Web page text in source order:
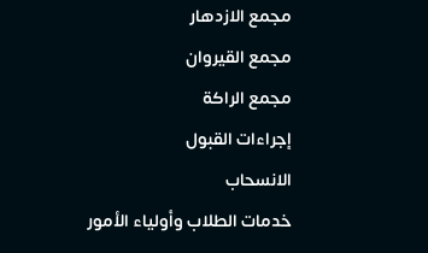
مجمع الازدهار
مجمع القيروان
مجمع الراكة
إجراءات القبول
الانسحاب
خدمات الطلاب وأولياء الأمور